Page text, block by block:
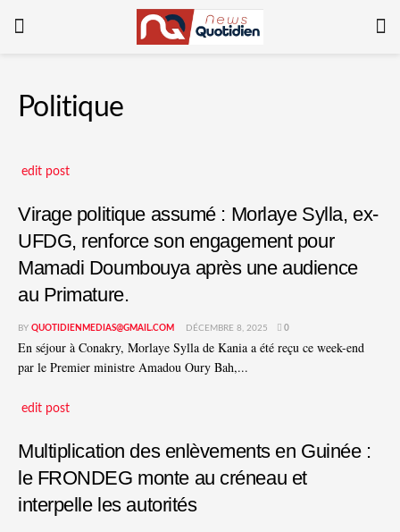
Politique
edit post
Virage politique assumé : Morlaye Sylla, ex-
UFDG, renforce son engagement pour
Mamadi Doumbouya après une audience
au Primature.
BY QUOTIDIENMEDIAS@GMAIL.COM DÉCEMBRE 8, 2025 0
En séjour à Conakry, Morlaye Sylla de Kania a été reçu ce week-end
par le Premier ministre Amadou Oury Bah,...
edit post
Multiplication des enlèvements en Guinée :
le FRONDEG monte au créneau et
interpelle les autorités